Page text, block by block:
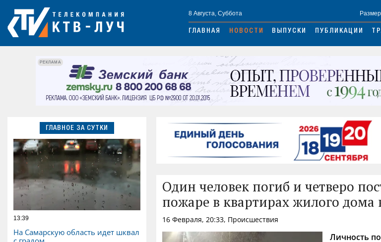
8 Августа, Суббота
ГЛАВНАЯ НОВОСТИ ВЫПУСКИ ПУБЛИКАЦИИ
РЕКЛАМА
ГЛАВНОЕ ЗА СУТКИ
13:39
На Самарскую область идет шквал
Один человек погиб и четверо
пожаре в квартирах жилого дома
16 Февраля, 20:33, Происшествия
Личность